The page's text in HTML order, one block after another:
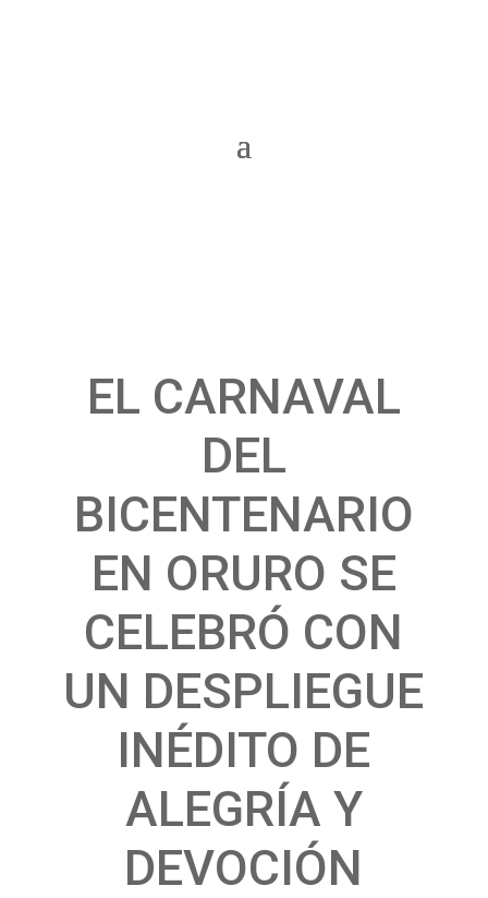
EL CARNAVAL
DEL
BICENTENARIO
EN ORURO SE
CELEBRÓ CON
UN DESPLIEGUE
INÉDITO DE
ALEGRÍA Y
DEVOCIÓN